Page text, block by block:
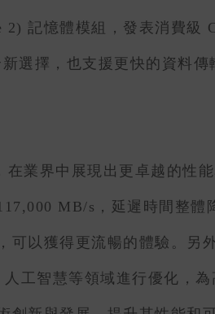
記憶體模組，發表消費級
選擇，也支援更快的資料傳
在業界中展現出更卓越的性能
MB/s，延遲時間整體
可以獲得更流暢的體驗。另
工智慧等領域進行優化，為